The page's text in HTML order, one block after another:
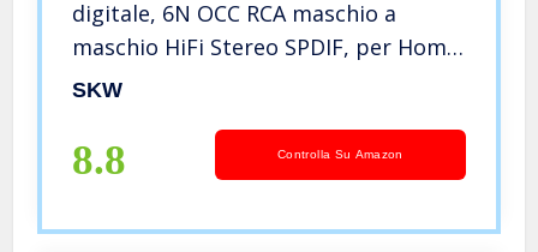
digitale, 6N OCC RCA maschio a
maschio HiFi Stereo SPDIF, per Home
Cinema 5.1, Amplificatore Soundbar
(1.5M / oro nero)
SKW
8.8 Controlla Su Amazon